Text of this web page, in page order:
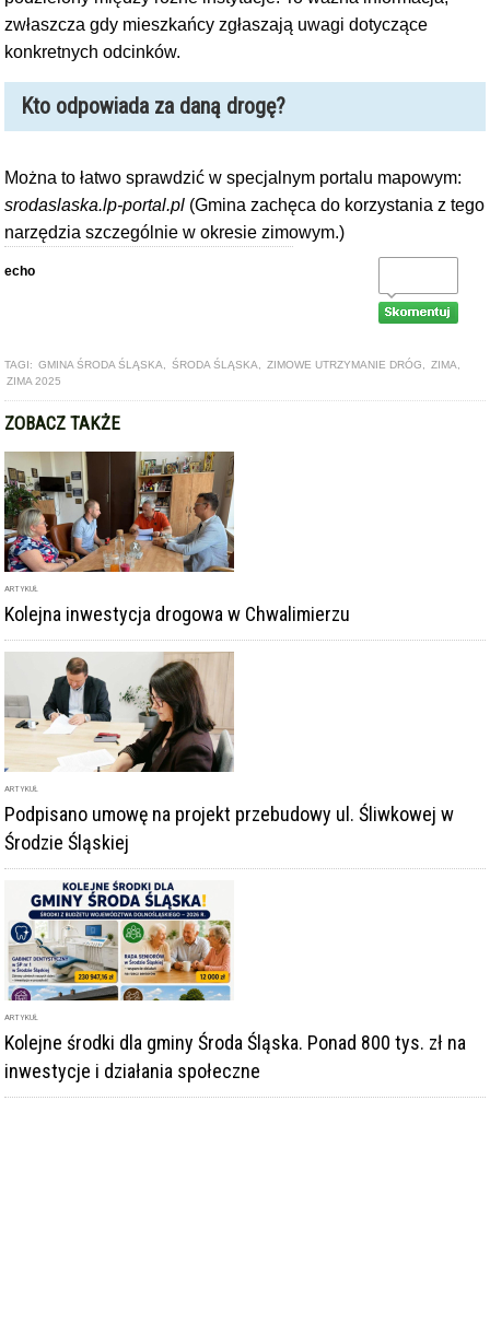
zwłaszcza gdy mieszkańcy zgłaszają uwagi dotyczące
konkretnych odcinków.
Kto odpowiada za daną drogę?
Można to łatwo sprawdzić w specjalnym portalu mapowym:
srodaslaska.lp-portal.pl (Gmina zachęca do korzystania z tego
narzędzia szczególnie w okresie zimowym.)
echo
TAGI: GMINA ŚRODA ŚLĄSKA ŚRODA ŚLĄSKA ZIMOWE UTRZYMANIE DRÓG ZIMA
ZIMA 2025
ZOBACZ TAKŻE
ARTYKUŁ
Kolejna inwestycja drogowa w Chwalimierzu
ARTYKUŁ
Podpisano umowę na projekt przebudowy ul. Śliwkowej w
Środzie Śląskiej
ARTYKUŁ
Kolejne środki dla gminy Środa Śląska. Ponad 800 tys. zł na
inwestycje i działania społeczne